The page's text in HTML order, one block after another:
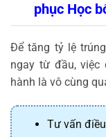
phục Học
Để tăng tỷ lệ
ngay từ đầu, việc
hành là vô cùng
Tư vấn